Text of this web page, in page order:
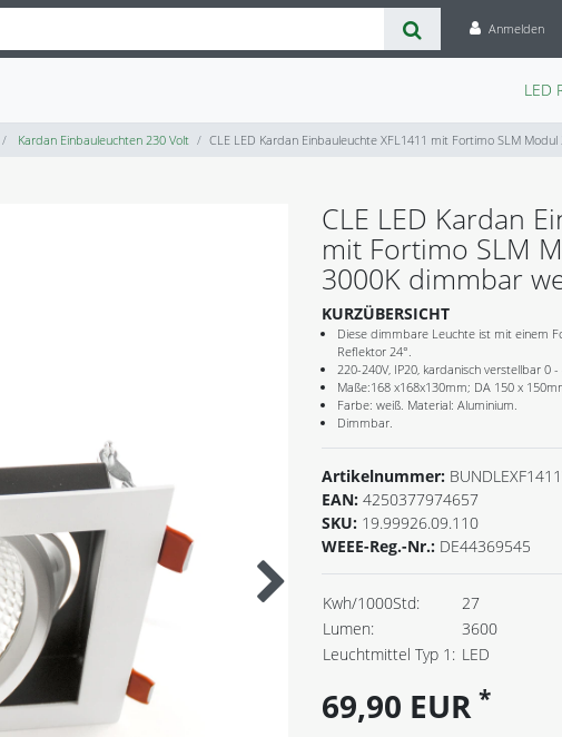
Anmelden
LED
Kardan Einbauleuchten 230 Volt CLE LED Kardan Einbauleuchte XFL1411 mit Fortimo SLM
CLE LED Kardan
mit Fortimo SLM
3000K dimmbar
KURZÜBERSICHT
Diese dimmbare Leuchte ist mit einem
Reflektor 24°.
220-240V, IP20, kardanisch verstellbar 0
Maße:168 x168x130mm; DA 150 x
Farbe: weiß. Material: Aluminium.
Dimmbar.
Artikelnummer:
EAN: 4250377974657
SKU: 19.99926.09.110
WEEE-Reg.-Nr.: DE44369545
Kwh/1000Std:
27
Lumen:
3600
Leuchtmittel Typ 1: LED
69,90 EUR *